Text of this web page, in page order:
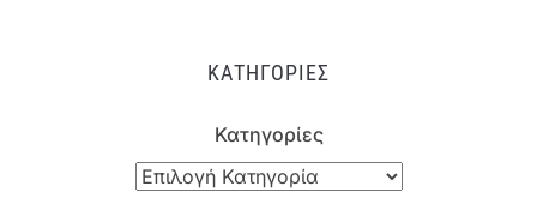
ΚΑΤΗΓΟΡΊΕΣ
Κατηγορίες